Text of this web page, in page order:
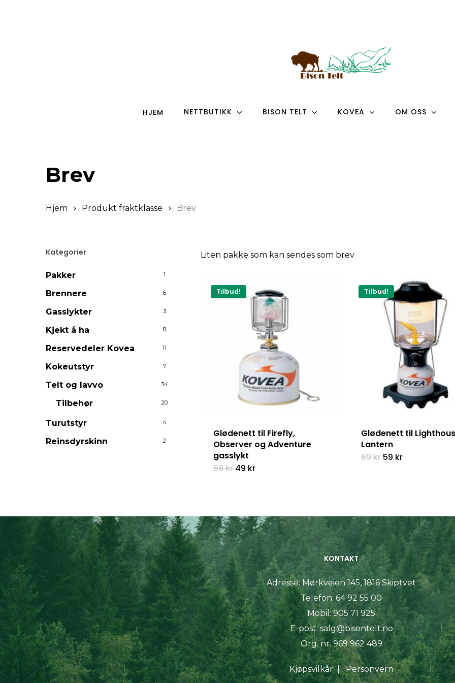
HJEM NETTBUTIKK BISON TELT KOVEA OM OSS
Brev
Hjem Produkt fraktklasse Brev
Kategorier
Pakker 1
Brennere 6
Gasslykter 3
Kjekt å ha 8
Reservedeler Kovea 11
Kokeutstyr 7
Telt og lavvo 34
Tilbehør 20
Turutstyr 4
Reinsdyrskinn 2
Liten pakke som kan sendes som brev
Tilbud!
Glødenett til Firefly,
Observer og Adventure
gasslykt
59kr Opprinnelig
49 krNåværende
Tilbud!
Glødenett til
Lantern
69kr Opprinnelig
59 krNåværende
KONTAKT
Adresse:Mørkveien 145, 1816 Skiptvet
Telefon:64 92 55 00
Mobil:905 71 925
E-post:salg@bisontelt.no
Org. nr. 969 962 489
Kjøpsvilkår|Personvern